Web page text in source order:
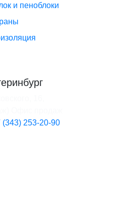
и пеноблоки
(343) 253-20-90